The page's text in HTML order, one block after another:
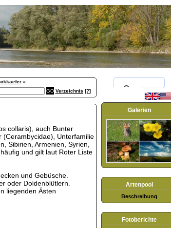
»
Verzeichnis [?]
collaris), auch Bunter
Unterfamilie
Sibirien, Armenien, Syrien,
und gilt laut Roter Liste
und Gebüsche.
oder Doldenblütlern.
liegenden Ästen
Galerien
Artenpool
Beschreibung
Fotoberichte